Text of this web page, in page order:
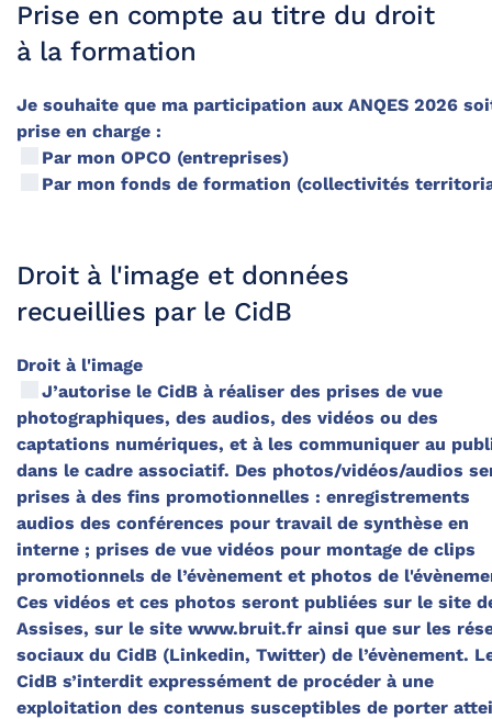
Prise en compte au titre du droit
à la formation
Je souhaite que ma participation aux ANQES 2026
prise en charge :
Par mon OPCO (entreprises)
Par mon fonds de formation (collectivités
Droit à l'image et données
recueillies par le CidB
Droit à l'image
J’autorise le CidB à réaliser des prises de vue
photographiques, des audios, des vidéos ou des
captations numériques, et à les communiquer au
dans le cadre associatif. Des photos/vidéos/audios
prises à des fins promotionnelles : enregistrements
audios des conférences pour travail de synthèse en
interne ; prises de vue vidéos pour montage de clips
promotionnels de l’évènement et photos de
Ces vidéos et ces photos seront publiées sur le site
Assises, sur le site www.bruit.fr ainsi que sur les
sociaux du CidB (Linkedin, Twitter) de l’évènement. Le
CidB s’interdit expressément de procéder à une
exploitation des contenus susceptibles de porter